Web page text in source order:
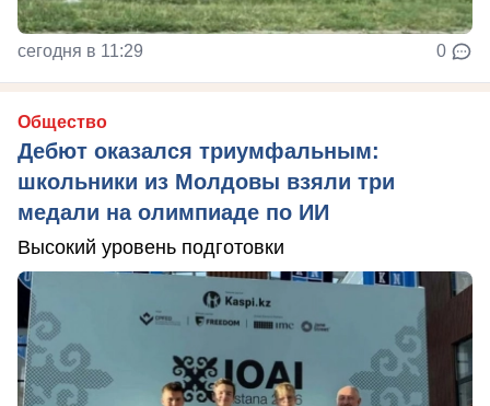
сегодня в 11:29 0
Общество
Дебют оказался триумфальным:
школьники из Молдовы взяли три
медали на олимпиаде по ИИ
Высокий уровень подготовки